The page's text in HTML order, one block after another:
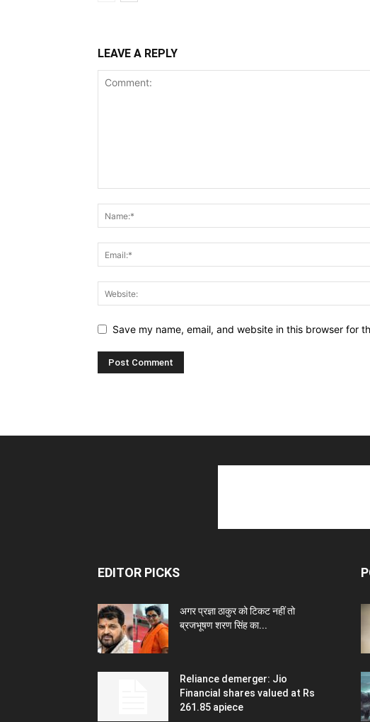
LEAVE A REPLY
Save my name, email, and website in this browser for
EDITOR PICKS
अगर प्रज्ञा ठाकुर को टिकट नहीं तो
ब्रजभूषण शरण सिंह का...
Reliance demerger: Jio
Financial shares valued at Rs
261.85 apiece